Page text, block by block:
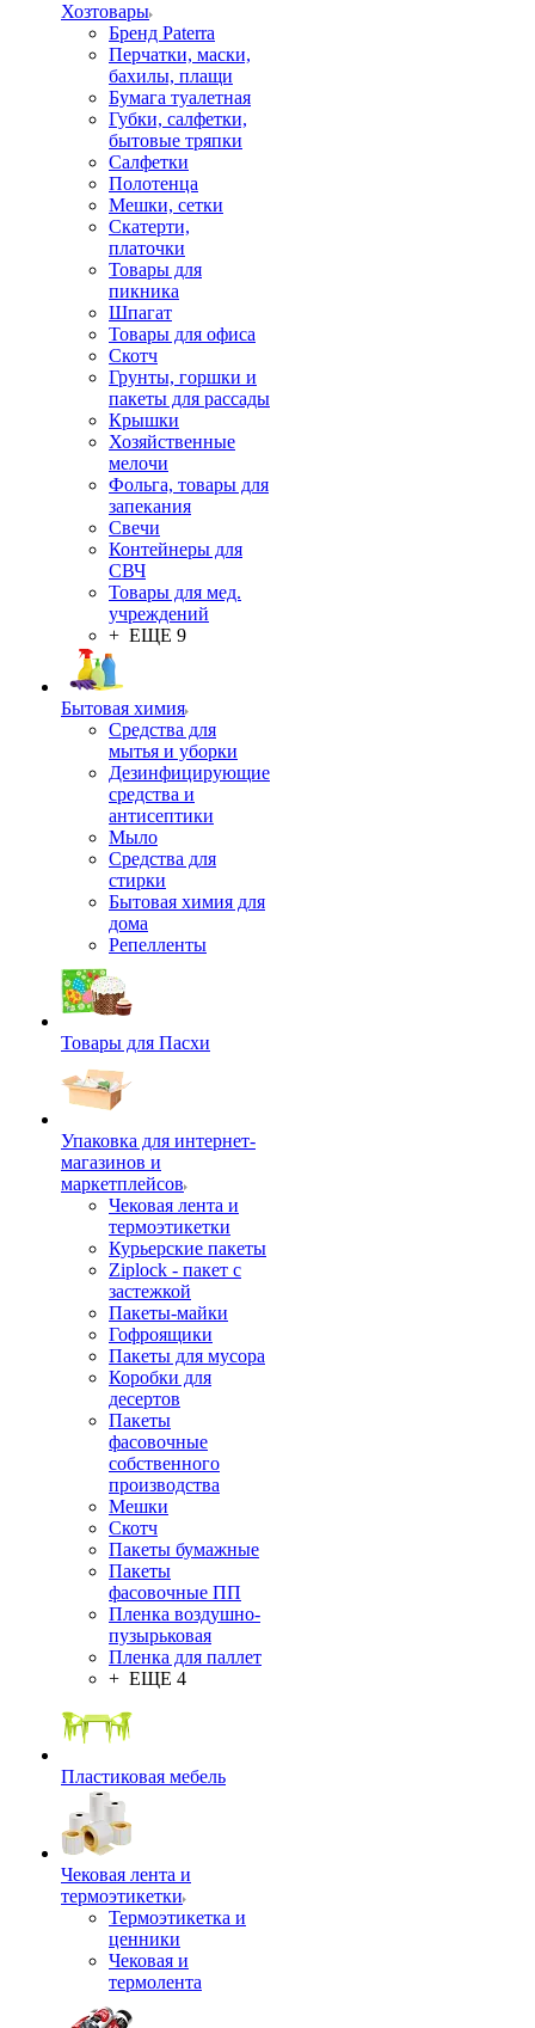
Хозтовары
Бренд Paterra
Перчатки, маски,
бахилы, плащи
Бумага туалетная
Губки, салфетки,
бытовые тряпки
Салфетки
Полотенца
Мешки, сетки
Скатерти,
платочки
Товары для
пикника
Шпагат
Товары для офиса
Скотч
Грунты, горшки и
пакеты для рассады
Крышки
Хозяйственные
мелочи
Фольга, товары для
запекания
Свечи
Контейнеры для
СВЧ
Товары для мед.
учреждений
+ ЕЩЕ 9
Бытовая химия
Средства для
мытья и уборки
Дезинфицирующие
средства и
антисептики
Мыло
Средства для
стирки
Бытовая химия для
дома
Репелленты
Товары для Пасхи
Упаковка для интернет-
магазинов и
маркетплейсов
Чековая лента и
термоэтикетки
Курьерские пакеты
Ziplock - пакет с
застежкой
Пакеты-майки
Гофроящики
Пакеты для мусора
Коробки для
десертов
Пакеты
фасовочные
собственного
производства
Мешки
Скотч
Пакеты бумажные
Пакеты
фасовочные ПП
Пленка воздушно-
пузырьковая
Пленка для паллет
+ ЕЩЕ 4
Пластиковая мебель
Чековая лента и
термоэтикетки
Термоэтикетка и
ценники
Чековая и
термолента